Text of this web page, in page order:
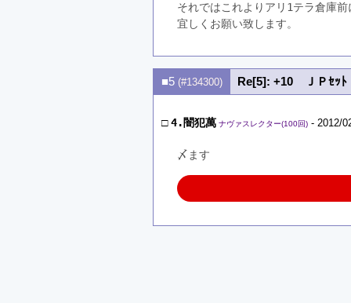
それではこれよりアリ1テラ倉庫
宜しくお願い致します。
■5 (#134300) Re[5]: +10 ＪＰｾｯﾄ
□4.闇犯萬 ナヴァスレクター(100回) - 2012/
〆ます